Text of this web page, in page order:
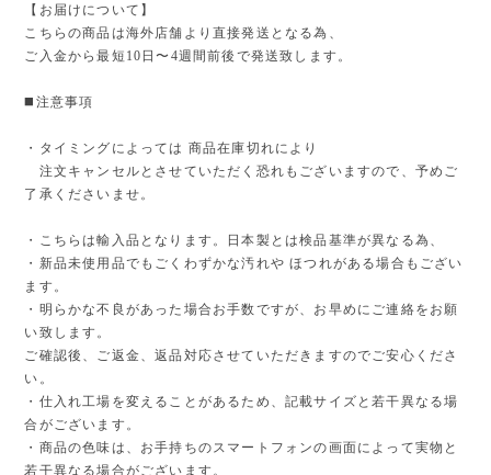
【お届けについて】
こちらの商品は海外店舗より直接発送となる為、
ご入金から最短10日〜4週間前後で発送致します。
◼️注意事項
・タイミングによっては 商品在庫切れにより
注文キャンセルとさせていただく恐れもございますので、予めご
了承くださいませ。
・こちらは輸入品となります。日本製とは検品基準が異なる為、
・新品未使用品でもごくわずかな汚れや ほつれがある場合もござい
ます。
・明らかな不良があった場合お手数ですが、お早めにご連絡をお願
い致します。
ご確認後、ご返金、返品対応させていただきますのでご安心くださ
い。
・仕入れ工場を変えることがあるため、記載サイズと若干異なる場
合がございます。
・商品の色味は、お手持ちのスマートフォンの画面によって実物と
若干異なる場合がございます。